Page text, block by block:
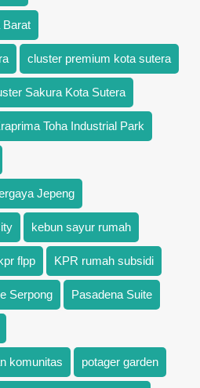
Barat
cluster premium kota sutera
Sakura Kota Sutera
Toha Industrial Park
Jepeng
kebun sayur rumah
flpp KPR rumah subsidi
Serpong Pasadena Suite
komunitas potager garden